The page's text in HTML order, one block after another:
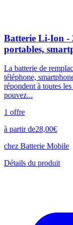
Batterie Li-Ion -
portables,
La batterie de
téléphone,
répondent à toutes
pouvez...
1 offre
à partir de28,00€
chez Batterie Mobile
Détails du produit